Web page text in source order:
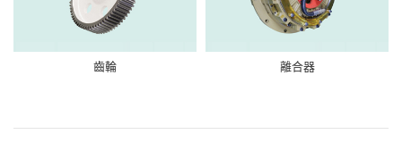
齒輪 離合器